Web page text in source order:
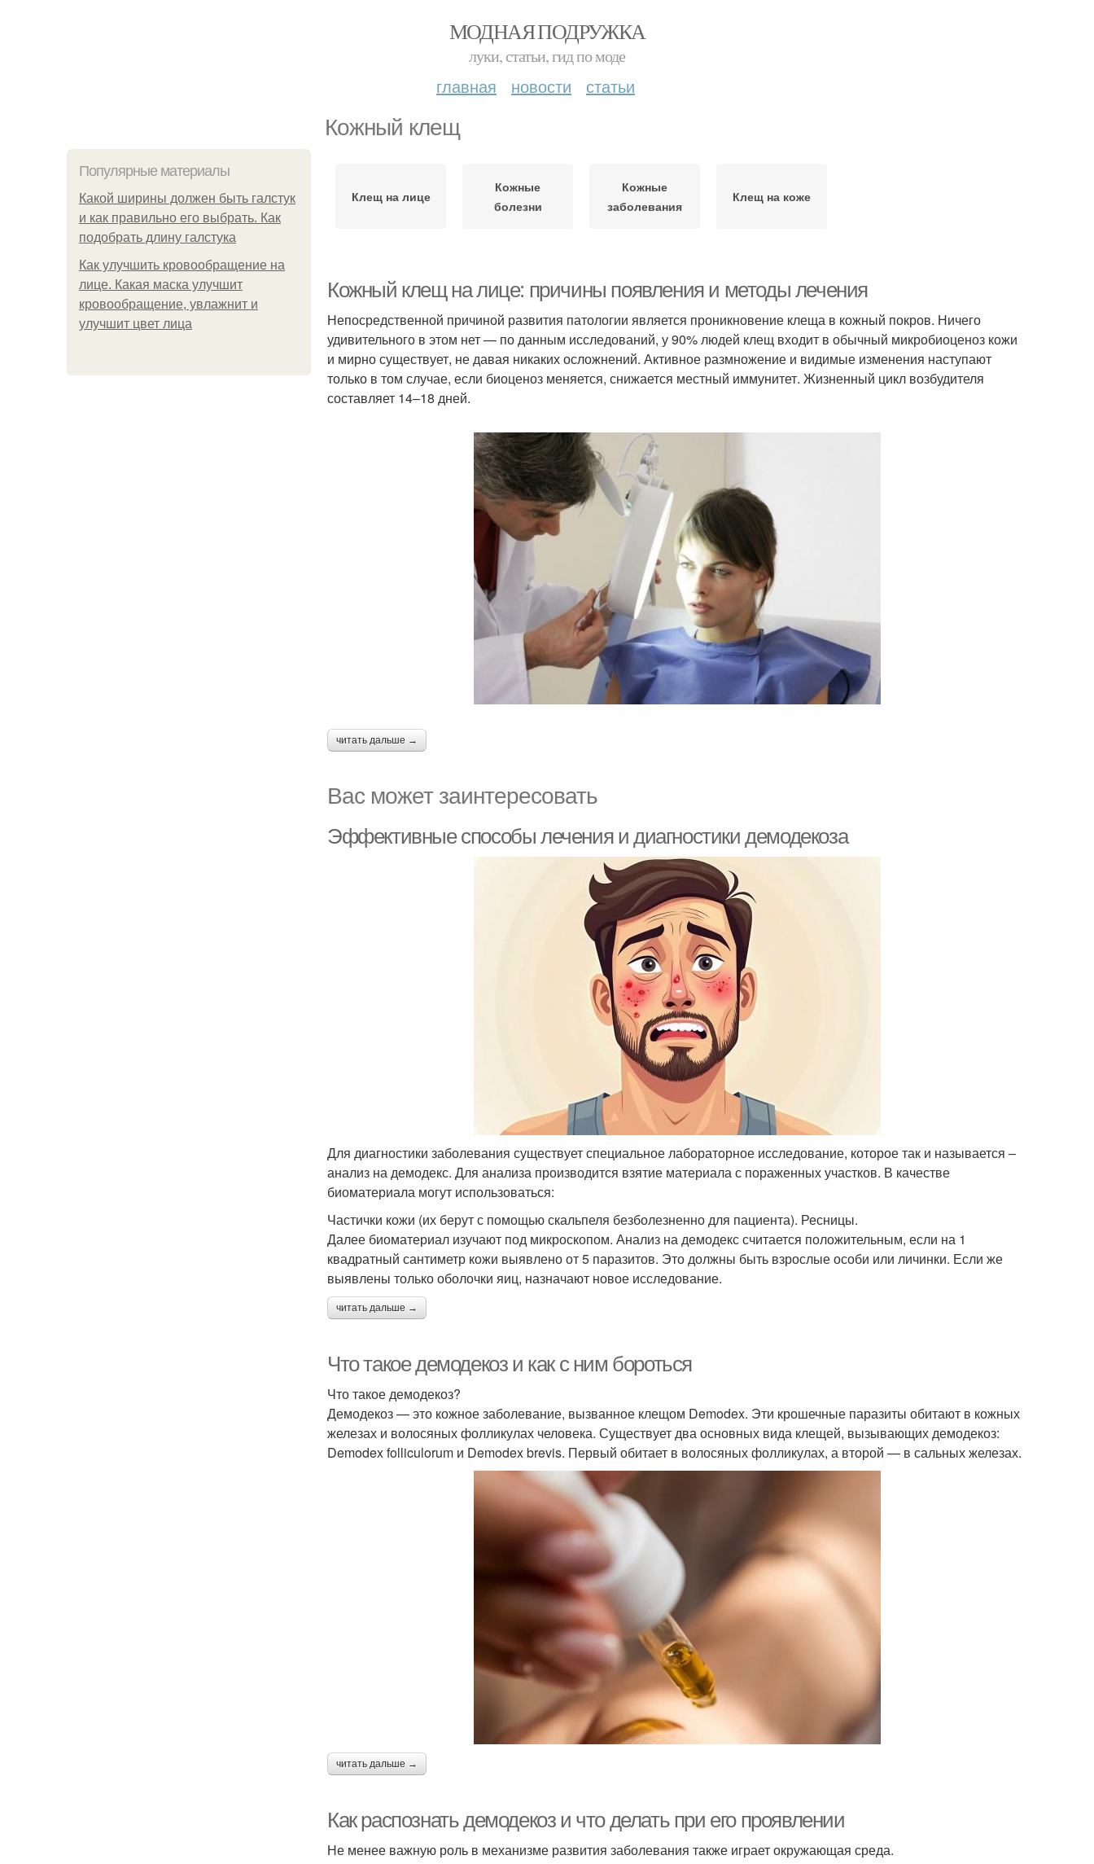
МОДНАЯ ПОДРУЖКА
луки, статьи, гид по моде
главная новости статьи
Кожный клещ
Популярные материалы
Какой ширины должен быть галстук
и как правильно его выбрать. Как
подобрать длину галстука
Как улучшить кровообращение на
лице. Какая маска улучшит
кровообращение, увлажнит и
улучшит цвет лица
Клещ на лице
Кожные
болезни
Кожные
заболевания
Клещ на коже
Кожный клещ на лице: причины появления и методы лечения
Непосредственной причиной развития патологии является проникновение клеща в кожный покров. Ничего
удивительного в этом нет — по данным исследований, у 90% людей клещ входит в обычный микробиоценоз кожи
и мирно существует, не давая никаких осложнений. Активное размножение и видимые изменения наступают
только в том случае, если биоценоз меняется, снижается местный иммунитет. Жизненный цикл возбудителя
составляет 14–18 дней.
читать дальше →
Вас может заинтересовать
Эффективные способы лечения и диагностики демодекоза
Для диагностики заболевания существует специальное лабораторное исследование, которое так и называется –
анализ на демодекс. Для анализа производится взятие материала с пораженных участков. В качестве
биоматериала могут использоваться:
Частички кожи (их берут с помощью скальпеля безболезненно для пациента). Ресницы.
Далее биоматериал изучают под микроскопом. Анализ на демодекс считается положительным, если на 1
квадратный сантиметр кожи выявлено от 5 паразитов. Это должны быть взрослые особи или личинки. Если же
выявлены только оболочки яиц, назначают новое исследование.
читать дальше →
Что такое демодекоз и как с ним бороться
Что такое демодекоз?
Демодекоз — это кожное заболевание, вызванное клещом Demodex. Эти крошечные паразиты обитают в кожных
железах и волосяных фолликулах человека. Существует два основных вида клещей, вызывающих демодекоз:
Demodex folliculorum и Demodex brevis. Первый обитает в волосяных фолликулах, а второй — в сальных железах.
читать дальше →
Как распознать демодекоз и что делать при его проявлении
Не менее важную роль в механизме развития заболевания также играет окружающая среда.